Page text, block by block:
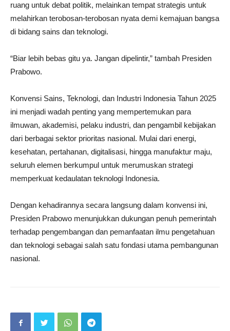
ruang untuk debat politik, melainkan tempat strategis untuk
melahirkan terobosan-terobosan nyata demi kemajuan bangsa
di bidang sains dan teknologi.
“Biar lebih bebas gitu ya. Jangan dipelintir,” tambah Presiden
Prabowo.
Konvensi Sains, Teknologi, dan Industri Indonesia Tahun 2025
ini menjadi wadah penting yang mempertemukan para
ilmuwan, akademisi, pelaku industri, dan pengambil kebijakan
dari berbagai sektor prioritas nasional. Mulai dari energi,
kesehatan, pertahanan, digitalisasi, hingga manufaktur maju,
seluruh elemen berkumpul untuk merumuskan strategi
memperkuat kedaulatan teknologi Indonesia.
Dengan kehadirannya secara langsung dalam konvensi ini,
Presiden Prabowo menunjukkan dukungan penuh pemerintah
terhadap pengembangan dan pemanfaatan ilmu pengetahuan
dan teknologi sebagai salah satu fondasi utama pembangunan
nasional.